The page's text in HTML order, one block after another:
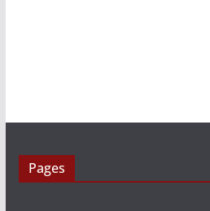
Pages